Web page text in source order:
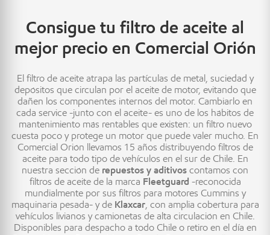
Consigue tu filtro de aceite al
mejor precio en Comercial Orión
El filtro de aceite atrapa las partículas de metal, suciedad y
depósitos que circulan por el aceite de motor, evitando que
dañen los componentes internos del motor. Cambiarlo en
cada service -junto con el aceite- es uno de los hábitos de
mantenimiento más rentables que existen: un filtro nuevo
cuesta poco y protege un motor que puede valer mucho. En
Comercial Orión llevamos 15 años distribuyendo filtros de
aceite para todo tipo de vehículos en el sur de Chile. En
nuestra sección de repuestos y aditivos contamos con
filtros de aceite de la marca Fleetguard -reconocida
mundialmente por sus filtros para motores Cummins y
maquinaria pesada- y de Klaxcar, con amplia cobertura para
vehículos livianos y camionetas de alta circulación en Chile.
Disponibles para despacho a todo Chile o retiro en el día en